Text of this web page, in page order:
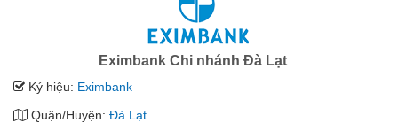
Eximbank Chi nhánh Đà Lạt
Ký hiệu: Eximbank
Quận/Huyện: Đà Lạt